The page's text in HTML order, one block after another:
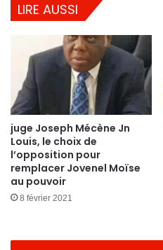
LIRE AUSSI
juge Joseph Mécène Jn
Louis, le choix de
l’opposition pour
remplacer Jovenel Moïse
au pouvoir
8 février 2021